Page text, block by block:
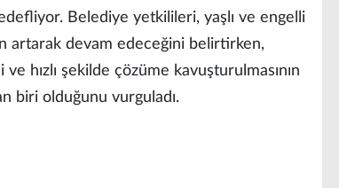
Belediye yetkilileri, yaşlı ve engelli
artarak devam edeceğini belirtirken,
hızlı şekilde çözüme kavuşturulmasının
biri olduğunu vurguladı.